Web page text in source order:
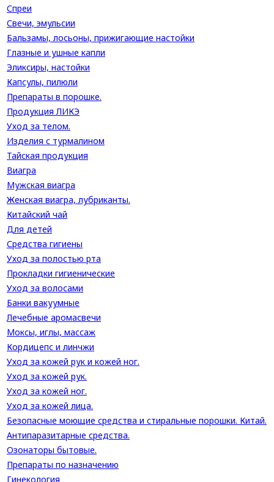
Спреи
Свечи, эмульсии
Бальзамы, лосьоны, прижигающие настойки
Глазные и ушные капли
Эликсиры, настойки
Капсулы, пилюли
Препараты в порошке.
Продукция ЛИКЭ
Уход за телом.
Изделия с турмалином
Тайская продукция
Виагра
Мужская виагра
Женская виагра, лубриканты.
Китайский чай
Для детей
Средства гигиены
Уход за полостью рта
Прокладки гигиенические
Уход за волосами
Банки вакуумные
Лечебные аромасвечи
Моксы, иглы, массаж
Кордицепс и линчжи
Уход за кожей рук и кожей ног.
Уход за кожей рук.
Уход за кожей ног.
Уход за кожей лица.
Безопасные моющие средства и стиральные порошки. Китай.
Антипаразитарные средства.
Озонаторы бытовые.
Препараты по назначению
Гинекология